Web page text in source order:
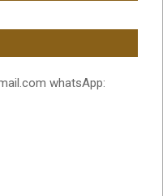
whatsApp: